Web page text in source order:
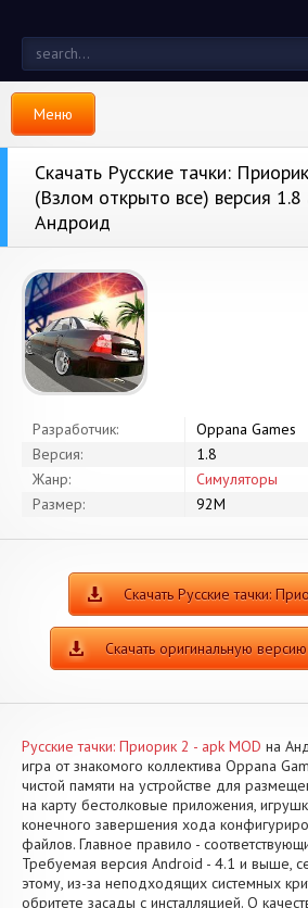
Меню
Скачать Русские тачки:
(Взлом открыто все) версия 1.8
Андроид
Разработчик:
Oppana Games
Версия:
1.8
Жанр:
Симуляторы
Размер:
92M
Скачать Русские тачки:
Скачать оригинальную
Русские тачки: Приорик 2 - apk MOD на
игра от знакомого коллектива Oppana
чистой памяти на устройстве для
на карту бестолковые приложения,
конечного завершения хода
файлов. Главное правило -
Требуемая версия Android - 4.1 и выше,
этому, из-за неподходящих системных
обритете засады с инсталляцией. О